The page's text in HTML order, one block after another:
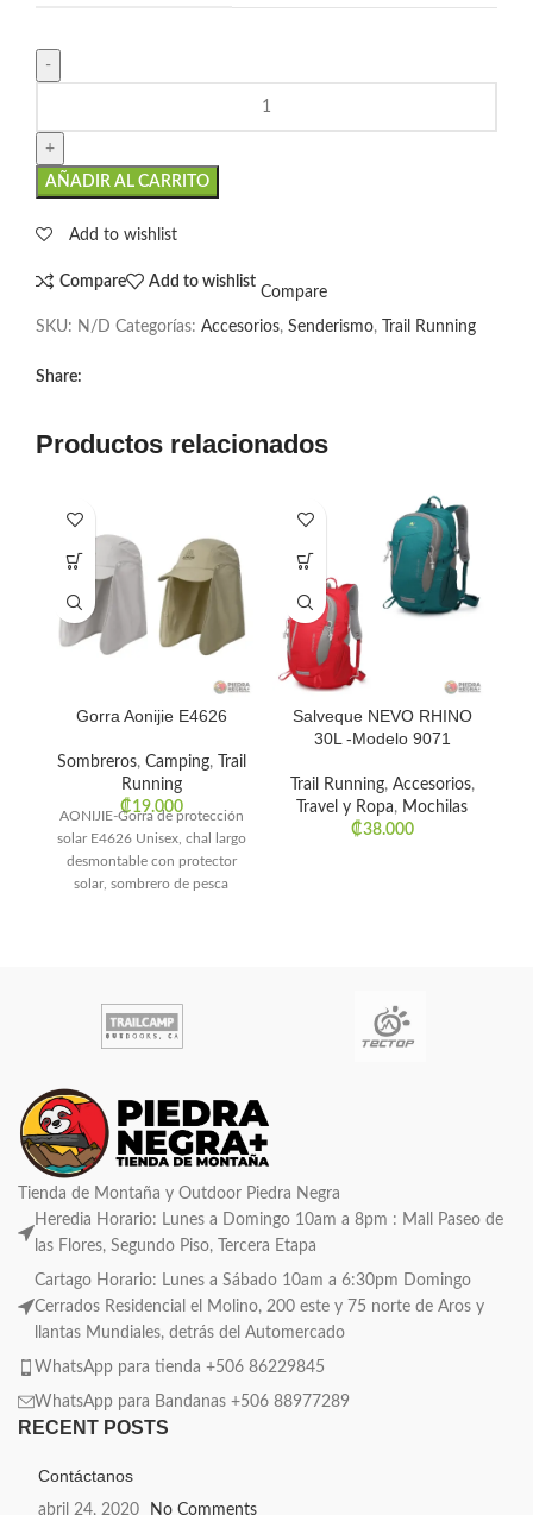
AÑADIR AL CARRITO
Add to wishlist
Compare Add to wishlist
Compare
SKU: N/D Categorías: Accesorios, Senderismo, Trail Running
Share:
Productos relacionados
Gorra Aonijie E4626
Sombreros, Camping,
Trail
Running
₡19.000
AONIJIE-Gorra de protección
solar E4626 Unisex, chal largo
desmontable con protector
solar, sombrero de pesca
Salveque NEVO RHINO
30L -Modelo 9071
Trail Running, Accesorios,
Travel y Ropa, Mochilas
₡38.000
Tienda de Montaña y Outdoor Piedra Negra
Heredia Horario: Lunes a Domingo 10am a 8pm : Mall Paseo de
las Flores, Segundo Piso, Tercera Etapa
Cartago Horario: Lunes a Sábado 10am a 6:30pm Domingo
Cerrados Residencial el Molino, 200 este y 75 norte de Aros y
llantas Mundiales, detrás del Automercado
WhatsApp para tienda +506 86229845
WhatsApp para Bandanas +506 88977289
RECENT POSTS
Contáctanos
abril 24, 2020 No Comments